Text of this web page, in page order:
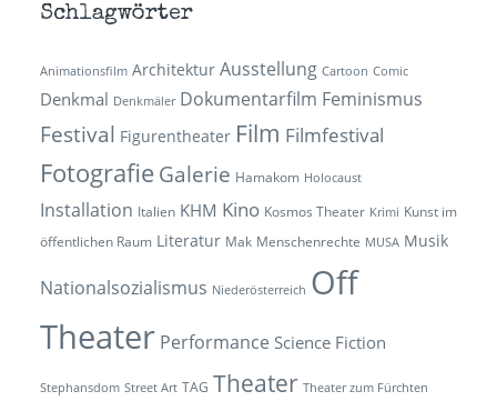
Schlagwörter
Animationsfilm Architektur Ausstellung Cartoon Comic
Denkmal Denkmäler Dokumentarfilm Feminismus
Festival Figurentheater Film Filmfestival
Fotografie Galerie Hamakom Holocaust
Installation Italien KHM Kino Kosmos Theater Krimi Kunst im
öffentlichen Raum Literatur Mak Menschenrechte MUSA Musik
Nationalsozialismus Niederösterreich Off
Theater Performance Science Fiction
Stephansdom Street Art TAG Theater Theater zum Fürchten